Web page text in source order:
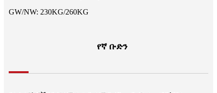
GW/NW: 230KG/260KG
የኛ ቡድን